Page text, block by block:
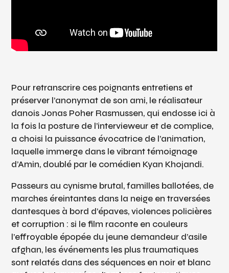
Pour retranscrire ces poignants entretiens et
préserver l’anonymat de son ami, le réalisateur
danois Jonas Poher Rasmussen, qui endosse ici à
la fois la posture de l’intervieweur et de complice,
a choisi la puissance évocatrice de l’animation,
laquelle immerge dans le vibrant témoignage
d’Amin, doublé par le comédien Kyan Khojandi.
Passeurs au cynisme brutal, familles ballotées, de
marches éreintantes dans la neige en traversées
dantesques à bord d’épaves, violences policières
et corruption : si le film raconte en couleurs
l’effroyable épopée du jeune demandeur d’asile
afghan, les événements les plus traumatiques
sont relatés dans des séquences en noir et blanc